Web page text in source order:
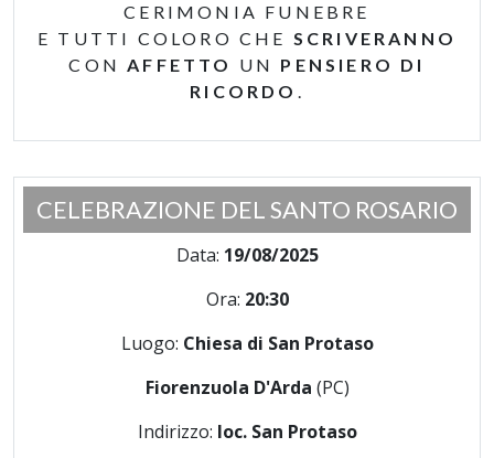
CERIMONIA FUNEBRE
E TUTTI COLORO CHE SCRIVERANNO
CONAFFETTO UN PENSIERO DI
RICORDO .
CELEBRAZIONE DEL SANTO ROSARIO
Data: 19/08/2025
Ora: 20:30
Luogo: Chiesa di San Protaso
Fiorenzuola D'Arda (PC)
Indirizzo: loc. San Protaso